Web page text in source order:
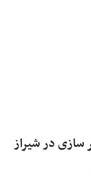
سازی در شیراز